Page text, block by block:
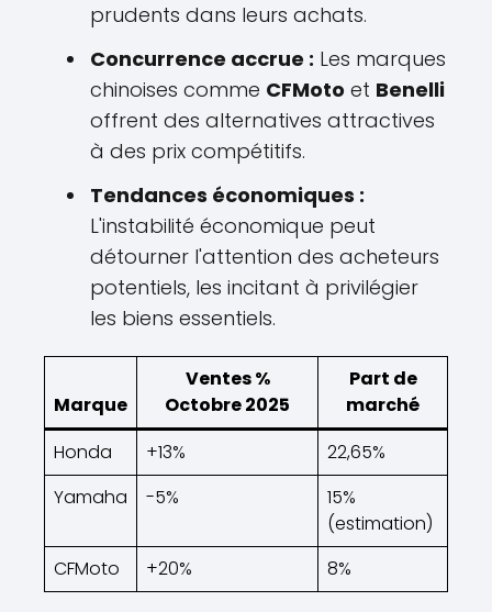
prudents dans leurs achats.
Concurrence accrue : Les marques
chinoises comme CFMoto et Benelli
offrent des alternatives attractives
à des prix compétitifs.
Tendances économiques :
L'instabilité économique peut
détourner l'attention des acheteurs
potentiels, les incitant à privilégier
les biens essentiels.
Marque
Ventes %
Octobre 2025
Part de
marché
Honda
+13%
22,65%
Yamaha
-5%
15%
(estimation)
CFMoto
+20% 8%